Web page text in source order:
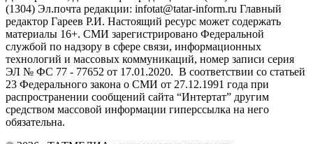
(1304) Эл.почта редакции: infotat@tatar-inform.ru Главный
редактор Гареев Р.И. Настоящий ресурс может содержать
материалы 16+. СМИ зарегистрировано Федеральной
службой по надзору в сфере связи, информационных
технологий и массовых коммуникаций, номер записи серия
ЭЛ № ФС 77 - 77652 от 17.01.2020. В соответствии со статьей
23 Федерального закона о СМИ от 27.12.1991 года при
распространении сообщений сайта “Интертат” другим
средством массовой информации гиперссылка на него
обязательна.